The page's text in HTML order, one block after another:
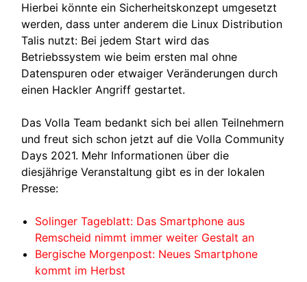
Hierbei könnte ein Sicherheitskonzept umgesetzt
werden, dass unter anderem die Linux Distribution
Talis nutzt: Bei jedem Start wird das
Betriebssystem wie beim ersten mal ohne
Datenspuren oder etwaiger Veränderungen durch
einen Hackler Angriff gestartet.
Das Volla Team bedankt sich bei allen Teilnehmern
und freut sich schon jetzt auf die Volla Community
Days 2021. Mehr Informationen über die
diesjährige Veranstaltung gibt es in der lokalen
Presse:
Solinger Tageblatt: Das Smartphone aus
Remscheid nimmt immer weiter Gestalt an
Bergische Morgenpost: Neues Smartphone
kommt im Herbst